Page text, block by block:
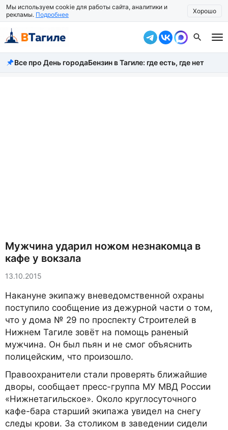
Мы используем cookie для работы сайта, аналитики и
рекламы. Подробнее Хорошо
Все новости
Все про День городаБензин в Тагиле: где есть, где нет
Мужчина ударил ножом незнакомца в
кафе у вокзала
13.10.2015
Накануне экипажу вневедомственной охраны
поступило сообщение из дежурной части о том,
что у дома № 29 по проспекту Строителей в
Нижнем Тагиле зовёт на помощь раненый
мужчина. Он был пьян и не смог объяснить
полицейским, что произошло.
Правоохранители стали проверять ближайшие
дворы, сообщает пресс-группа МУ МВД России
«Нижнетагильское». Около круглосуточного
кафе-бара старший экипажа увидел на снегу
следы крови. За столиком в заведении сидели